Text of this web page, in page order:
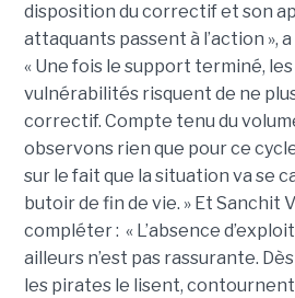
disposition du correctif et son
attaquants passent à l’action »,
« Une fois le support terminé,
vulnérabilités risquent de ne
correctif. Compte tenu du
observons rien que pour ce
sur le fait que la situation va se
butoir de fin de vie. » Et Sanchit
compléter : « L’absence
ailleurs n’est pas rassurante.
les pirates le lisent,